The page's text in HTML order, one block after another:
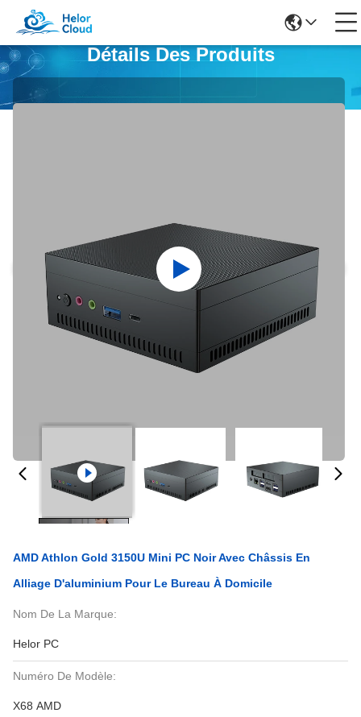
Détails Des Produits
AMD Athlon Gold 3150U Mini PC Noir Avec Châssis En
Alliage D'aluminium Pour Le Bureau À Domicile
Nom De La Marque:
Helor PC
Numéro De Modèle:
X68 AMD